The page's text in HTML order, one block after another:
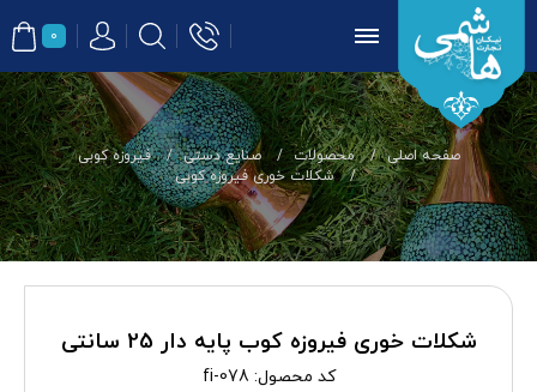
0
صفحه اصلی محصولات صنایع دستی
فیروزه کوبی
شکلات خوری فیروزه کوبی
شکلات خوری فیروزه کوب پایه دار 25 سانتی
کد محصول: fi-078